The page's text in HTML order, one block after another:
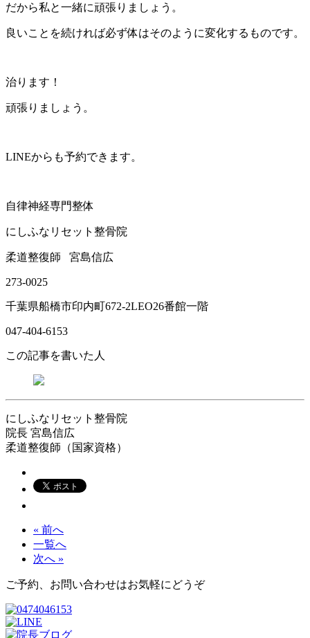
だから私と一緒に頑張りましょう。
良いことを続ければ必ず体はそのように変化するものです。
治ります！
頑張りましょう。
LINEからも予約できます。
自律神経専門整体
にしふなリセット整骨院
柔道整復師 宮島信広
273-0025
千葉県船橋市印内町672-2LEO26番館一階
047-404-6153
この記事を書いた人
にしふなリセット整骨院
院長 宮島信広
柔道整復師（国家資格）
« 前へ
一覧へ
次へ »
ご予約、お問い合わせはお気軽にどうぞ